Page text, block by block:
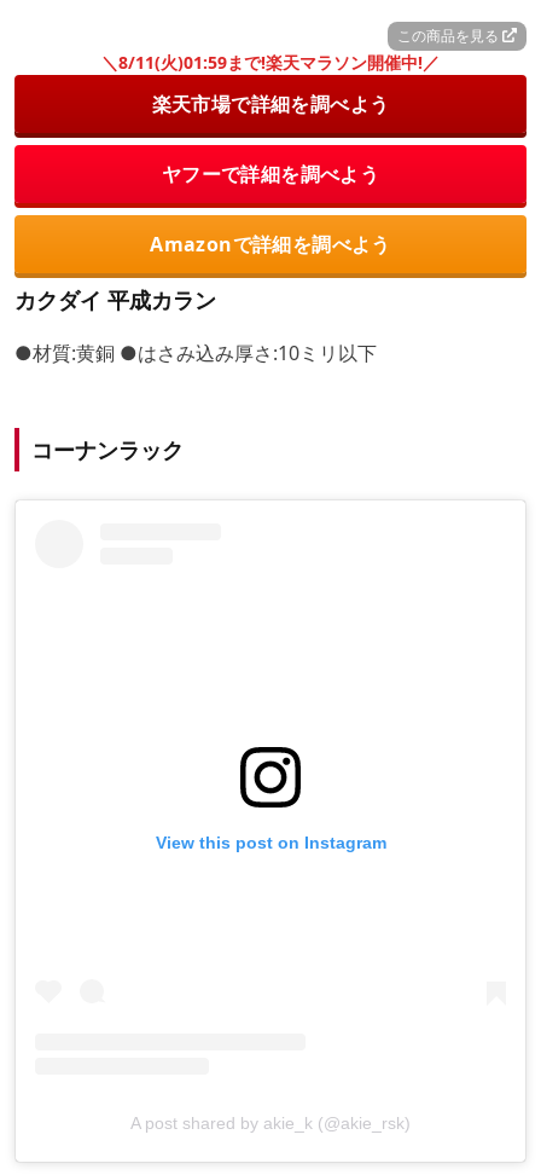
この商品を見る
＼8/11(火)01:59まで!楽天マラソン開催中!／
楽天市場で詳細を調べよう
ヤフーで詳細を調べよう
Amazonで詳細を調べよう
カクダイ 平成カラン
●材質:黄銅 ●はさみ込み厚さ:10ミリ以下
コーナンラック
View this post on Instagram
A post shared by akie_k (@akie_rsk)